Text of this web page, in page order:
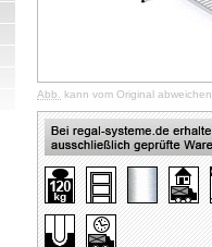
Abb. kann vom Original abweichen